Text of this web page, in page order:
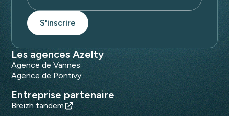
Les agences Azelty
Agence de Vannes
Agence de Pontivy
Entreprise partenaire
Breizh tandem